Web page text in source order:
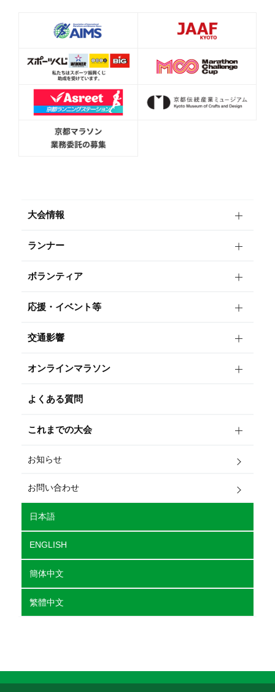
大会情報
ランナー
ボランティア
応援・イベント等
交通影響
オンラインマラソン
よくある質問
これまでの大会
お知らせ
お問い合わせ
日本語
ENGLISH
簡体中文
繁體中文